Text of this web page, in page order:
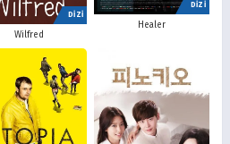
DİZİ
Wilfred
DİZİ
Healer